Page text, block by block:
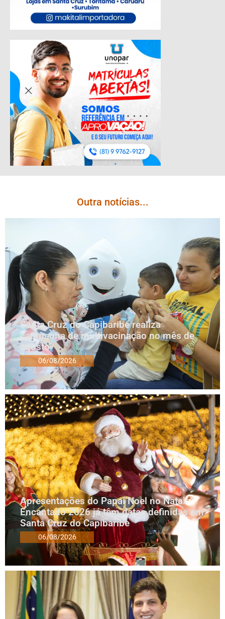
Outra notícias...
Santa Cruz do Capibaribe realiza
campanha de multivacinação no mês de
agosto
06/08/2026
Apresentações do Papai Noel no Natal
Encantado 2026 já têm datas definidas em
Santa Cruz do Capibaribe
06/08/2026